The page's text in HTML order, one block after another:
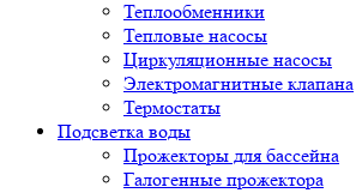
Теплообменники
Тепловые насосы
Циркуляционные насосы
Электромагнитные клапана
Термостаты
Подсветка воды
Прожекторы для бассейна
Галогенные прожектора